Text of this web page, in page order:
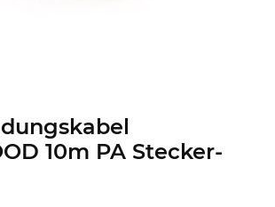
10m PA Stecker-